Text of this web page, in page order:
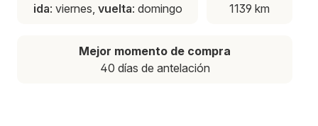
ida: viernes, vuelta: domingo
1139 km
Mejor momento de compra
40 días de antelación